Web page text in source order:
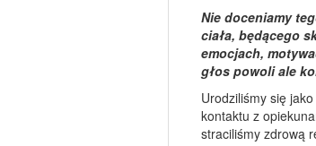
Nie doceniamy
ciała, będącego
emocjach,
głos powoli ale
Urodziliśmy się
kontaktu z
straciliśmy zdrową